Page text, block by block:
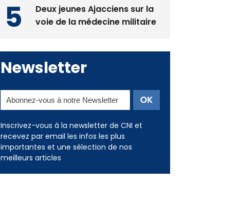
Deux jeunes Ajacciens sur la
voie de la médecine militaire
Newsletter
Inscrivez-vous à la newsletter de CNI et
recevez par email les infos les plus
importantes et une sélection de nos
meilleurs articles